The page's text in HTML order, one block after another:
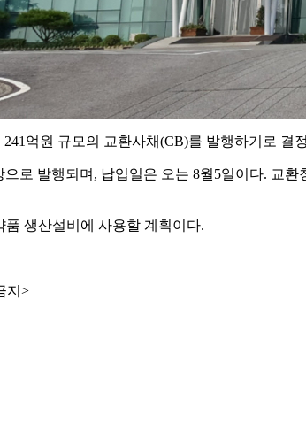
억원 규모의 교환사채(CB)를 발행하기로 결
로 발행되며, 납입일은 오는 8월5일이다. 교환
생산설비에 사용할 계획이다.
지>